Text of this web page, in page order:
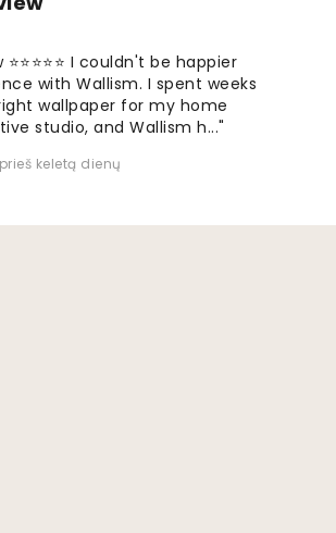
I couldn't be happier
with Wallism. I spent weeks
wallpaper for my home
studio, and Wallism h..."
keletą dienų